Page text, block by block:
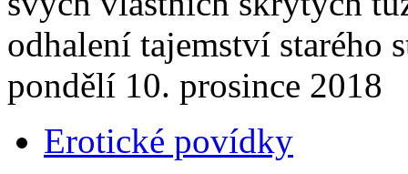
odhalení tajemství starého
pondělí 10. prosince 2018
Erotické povídky